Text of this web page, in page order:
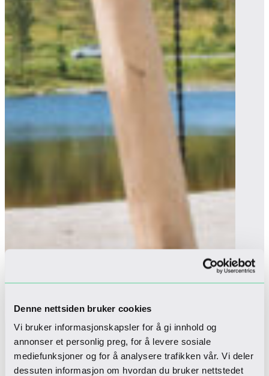
Denne nettsiden bruker cookies
Vi bruker informasjonskapsler for å gi innhold og
annonser et personlig preg, for å levere sosiale
mediefunksjoner og for å analysere trafikken vår. Vi deler
dessuten informasjon om hvordan du bruker nettstedet